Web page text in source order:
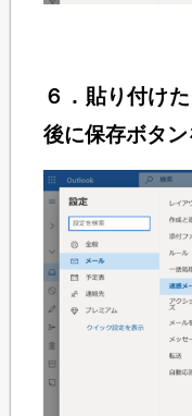
６．貼り付け
後に保存ボタン